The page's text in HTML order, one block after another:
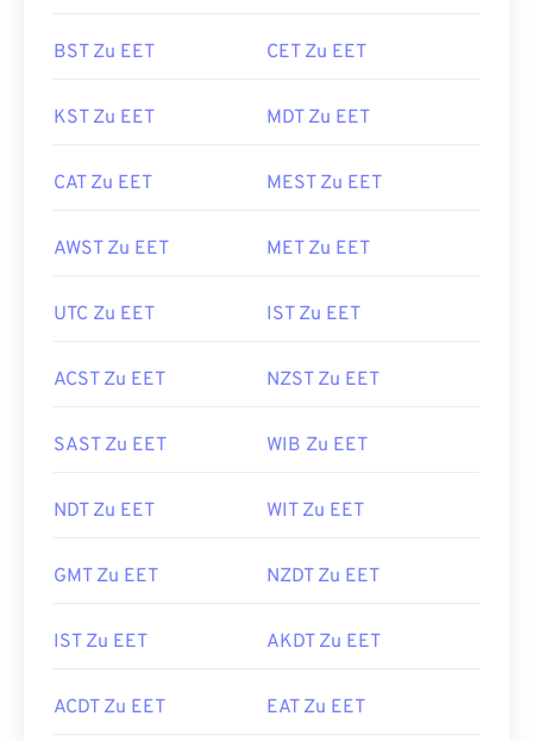
BST Zu EET CET Zu EET
KST Zu EET MDT Zu EET
CAT Zu EET MEST Zu EET
AWST Zu EET MET Zu EET
UTC Zu EET IST Zu EET
ACST Zu EET NZST Zu EET
SAST Zu EET WIB Zu EET
NDT Zu EET WIT Zu EET
GMT Zu EET NZDT Zu EET
IST Zu EET AKDT Zu EET
ACDT Zu EET EAT Zu EET